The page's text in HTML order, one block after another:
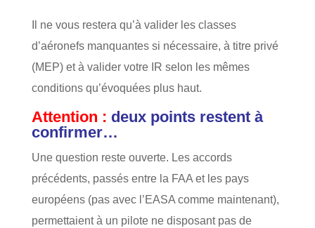
Il ne vous restera qu’à valider les classes
d’aéronefs manquantes si nécessaire, à titre privé
(MEP) et à valider votre IR selon les mêmes
conditions qu’évoquées plus haut.
Attention : deux points restent à
confirmer…
Une question reste ouverte. Les accords
précédents, passés entre la FAA et les pays
européens (pas avec l’EASA comme maintenant),
permettaient à un pilote ne disposant pas de